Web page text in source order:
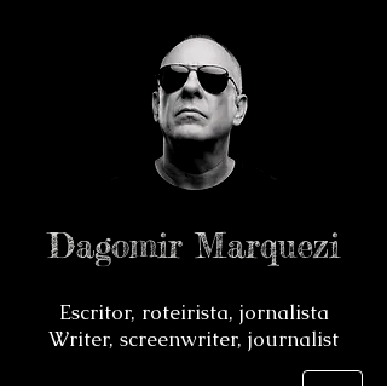
Dagomir Marquezi
Escritor, roteirista, jornalista
Writer, screenwriter, journalist